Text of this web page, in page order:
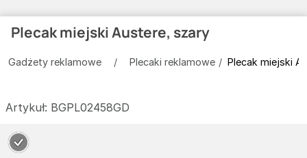
Plecak miejski Austere, szary
Gadżety reklamowe Plecaki reklamowe Plecak miejski
Artykuł: BGPL02458GD